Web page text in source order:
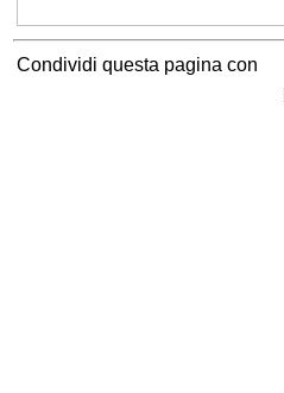
Condividi questa pagina con